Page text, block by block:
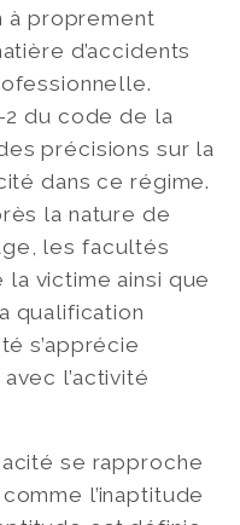
à proprement
d’accidents
2 du code de la
précisions sur la
dans ce régime.
la nature de
les facultés
victime ainsi que
qualification
s’apprécie
l’activité
se rapproche
l’inaptitude